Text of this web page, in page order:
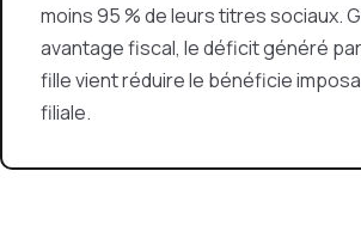
moins 95 % de leurs titres sociaux.
avantage fiscal, le déficit généré
fille vient réduire le bénéficie
filiale.